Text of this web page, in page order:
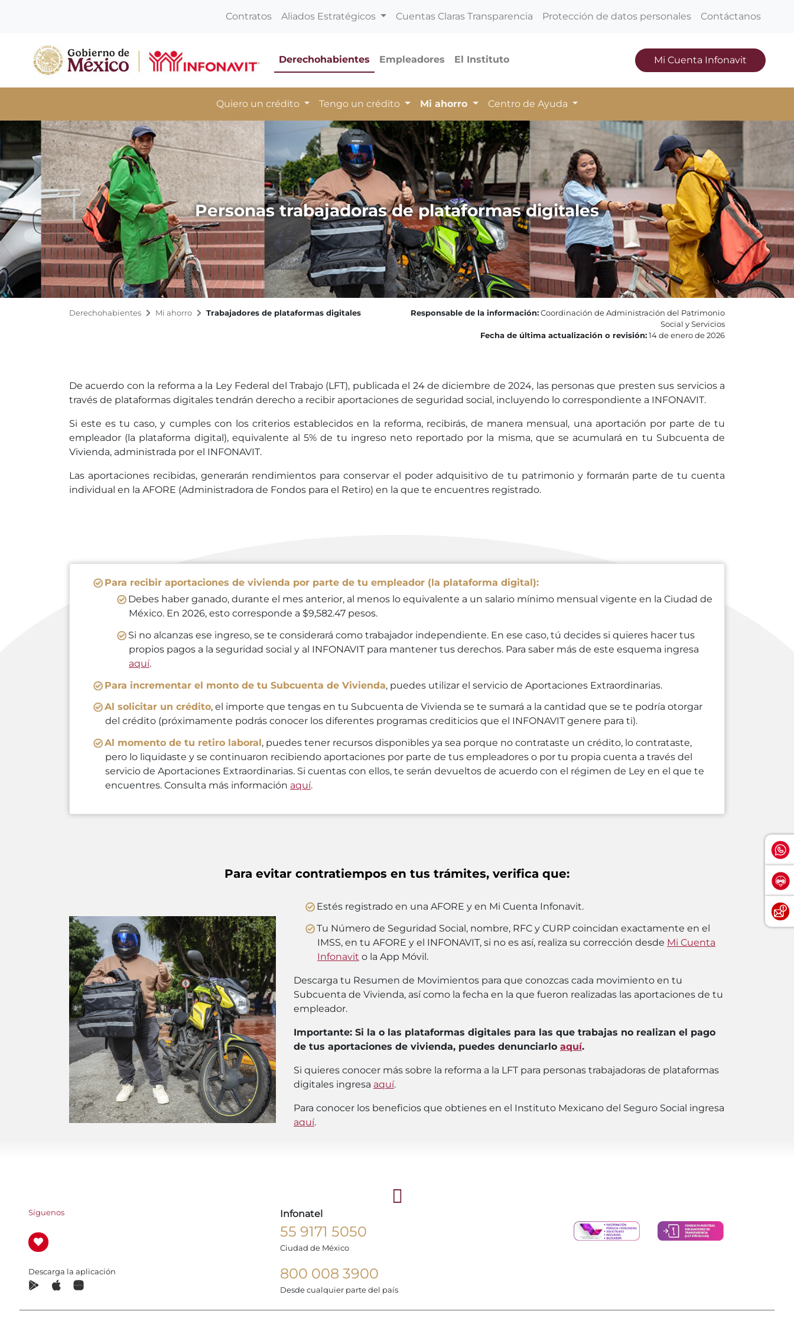
Contratos Aliados Estratégicos Cuentas Claras Transparencia Protección de datos personales Contáctanos
Derechohabientes Empleadores El Instituto Mi Cuenta Infonavit
Quiero un crédito Tengo un crédito Mi ahorro Centro de Ayuda
Personas trabajadoras de plataformas digitales
Derechohabientes Mi ahorro Trabajadores de plataformas digitales Responsable de la información: Coordinación de Administración del Patrimonio
Social y Servicios
Fecha de última actualización o revisión: 14 de enero de 2026
De acuerdo con la reforma a la Ley Federal del Trabajo (LFT), publicada el 24 de diciembre de 2024, las personas que presten sus servicios a
través de plataformas digitales tendrán derecho a recibir aportaciones de seguridad social, incluyendo lo correspondiente a INFONAVIT.
Si este es tu caso, y cumples con los criterios establecidos en la reforma, recibirás, de manera mensual, una aportación por parte de tu
empleador (la plataforma digital), equivalente al 5% de tu ingreso neto reportado por la misma, que se acumulará en tu Subcuenta de
Vivienda, administrada por el INFONAVIT.
Las aportaciones recibidas, generarán rendimientos para conservar el poder adquisitivo de tu patrimonio y formarán parte de tu cuenta
individual en la AFORE (Administradora de Fondos para el Retiro) en la que te encuentres registrado.
Para recibir aportaciones de vivienda por parte de tu empleador (la plataforma digital):
Debes haber ganado, durante el mes anterior, al menos lo equivalente a un salario mínimo mensual vigente en la Ciudad de
México. En 2026, esto corresponde a $9,582.47 pesos.
Si no alcanzas ese ingreso, se te considerará como trabajador independiente. En ese caso, tú decides si quieres hacer tus
propios pagos a la seguridad social y al INFONAVIT para mantener tus derechos. Para saber más de este esquema ingresa
aquí.
Para incrementar el monto de tu Subcuenta de Vivienda, puedes utilizar el servicio de Aportaciones Extraordinarias.
Al solicitar un crédito, el importe que tengas en tu Subcuenta de Vivienda se te sumará a la cantidad que se te podría otorgar
del crédito (próximamente podrás conocer los diferentes programas crediticios que el INFONAVIT genere para ti).
Al momento de tu retiro laboral , puedes tener recursos disponibles ya sea porque no contrataste un crédito, lo contrataste,
pero lo liquidaste y se continuaron recibiendo aportaciones por parte de tus empleadores o por tu propia cuenta a través del
servicio de Aportaciones Extraordinarias. Si cuentas con ellos, te serán devueltos de acuerdo con el régimen de Ley en el que te
encuentres. Consulta más información aquí.
Para evitar contratiempos en tus trámites, verifica que:
Estés registrado en una AFORE y en Mi Cuenta Infonavit.
Tu Número de Seguridad Social, nombre, RFC y CURP coincidan exactamente en el
IMSS, en tu AFORE y el INFONAVIT, si no es así, realiza su corrección desde Mi Cuenta
Infonavit o la App Móvil.
Descarga tu Resumen de Movimientos para que conozcas cada movimiento en tu
Subcuenta de Vivienda, así como la fecha en la que fueron realizadas las aportaciones de tu
empleador.
Importante: Si la o las plataformas digitales para las que trabajas no realizan el pago
de tus aportaciones de vivienda, puedes denunciarlo aquí.
Si quieres conocer más sobre la reforma a la LFT para personas trabajadoras de plataformas
digitales ingresa aquí.
Para conocer los beneficios que obtienes en el Instituto Mexicano del Seguro Social ingresa
aquí.
Síguenos
Descarga la aplicación
Infonatel
55 9171 5050
Ciudad de México
800 008 3900
Desde cualquier parte del país